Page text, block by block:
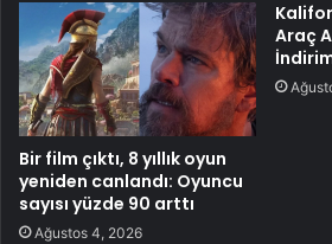
Bir film çıktı, 8 yıllık oyun
yeniden canlandı: Oyuncu
sayısı yüzde 90 arttı
Ağustos 4, 2026
Araç